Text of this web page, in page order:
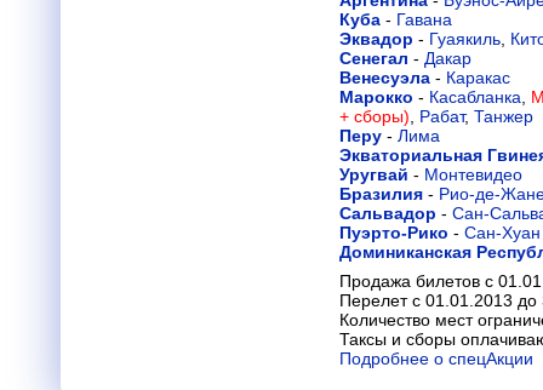
Куба - Гавана
Эквадор - Гуаякиль
Сенегал - Дакар
Венесуэла - Каракас
Марокко - Касабланка
+ сборы)
Рабат, Танжер
Перу - Лима
Экваториальная
Уругвай - Монтевидео
Бразилия - Рио-де-
Сальвадор - Сан-
Пуэрто-Рико - Сан-Хуан
Доминиканская
Продажа билетов с
Перелет с 01.01.2013 до
Количество мест
Таксы и сборы
Подробнее о спецАкции